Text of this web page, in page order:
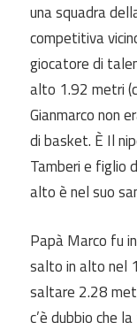
una squadra
competitiva
giocatore di
alto 1.92 metri
Gianmarco non
di basket. È Il
Tamberi e figlio
alto è nel suo
Papà Marco fu
salto in alto nel
saltare 2.28
c’è dubbio che